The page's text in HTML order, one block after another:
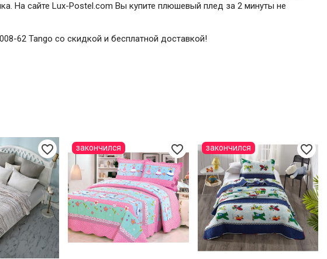
На сайте Lux-Postel.com Вы купите плюшевый плед за 2 минуты не
62 Tango со скидкой и бесплатной доставкой!
favorite_border favorite_border
закончился favorite_border
закончился